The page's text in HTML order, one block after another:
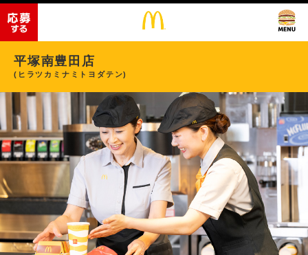
平塚南豊田店
(ヒラツカミナミトヨダテン)